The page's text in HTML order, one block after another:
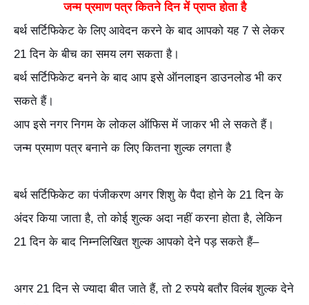
जन्म प्रमाण पत्र कितने दिन में प्राप्त होता है
बर्थ सर्टिफिकेट के लिए आवेदन करने के बाद आपको यह 7 से लेकर
21 दिन के बीच का समय लग सकता है।
बर्थ सर्टिफिकेट बनने के बाद आप इसे ऑनलाइन डाउनलोड भी कर
सकते हैं।
आप इसे नगर निगम के लोकल ऑफिस में जाकर भी ले सकते हैं।
जन्म प्रमाण पत्र बनाने क लिए कितना शुल्क लगता है
बर्थ सर्टिफिकेट का पंजीकरण अगर शिशु के पैदा होने के 21 दिन के
अंदर किया जाता है, तो कोई शुल्क अदा नहीं करना होता है, लेकिन
21 दिन के बाद निम्नलिखित शुल्क आपको देने पड़ सकते हैं–
अगर 21 दिन से ज्यादा बीत जाते हैं, तो 2 रुपये बतौर विलंब शुल्क देने